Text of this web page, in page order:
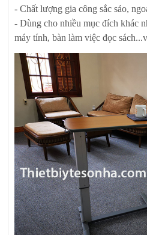
- Chất lượng gia công sắc sảo,
- Dùng cho nhiều mục đích khác
máy tính, bàn làm việc đọc